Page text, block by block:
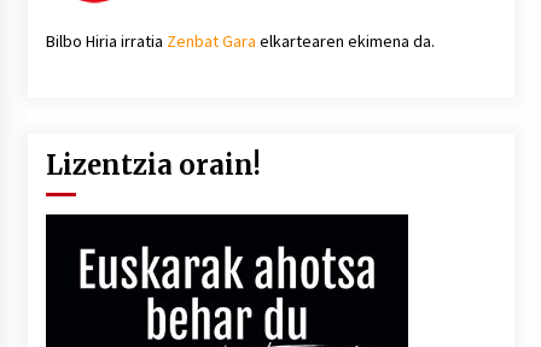
Bilbo Hiria irratia Zenbat Gara elkartearen ekimena da.
Lizentzia orain!